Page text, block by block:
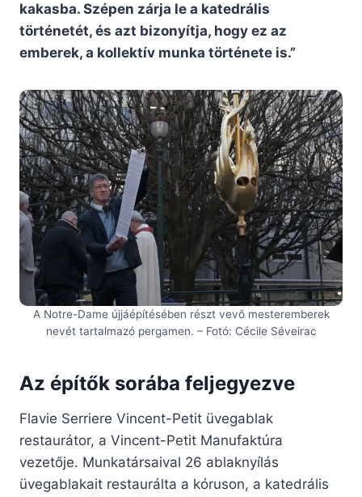
kakasba. Szépen zárja le a katedrális
történetét, és azt bizonyítja, hogy ez az
emberek, a kollektív munka története is.”
A Notre-Dame újjáépítésében részt vevő mesteremberek
nevét tartalmazó pergamen. – Fotó: Cécile Séveirac
Az építők sorába feljegyezve
Flavie Serriere Vincent-Petit üvegablak
restaurátor, a Vincent-Petit Manufaktúra
vezetője. Munkatársaival 26 ablaknyílás
üvegablakait restaurálta a kóruson, a katedrális